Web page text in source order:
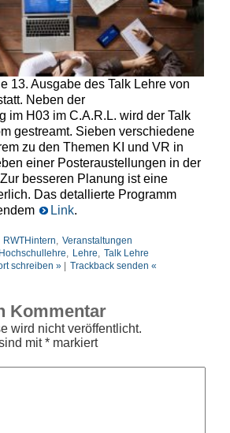
13. Ausgabe des Talk Lehre von
Neben der
im H03 im C.A.R.L. wird der Talk
gestreamt. Sieben verschiedene
zu den Themen KI und VR in
einer Posteraustellungen in der
besseren Planung ist eine
Das detallierte Programm
Link.
RWTHintern, Veranstaltungen
Hochschullehre, Lehre, Talk Lehre
schreiben » Trackback senden «
Kommentar
wird nicht veröffentlicht.
mit*markiert